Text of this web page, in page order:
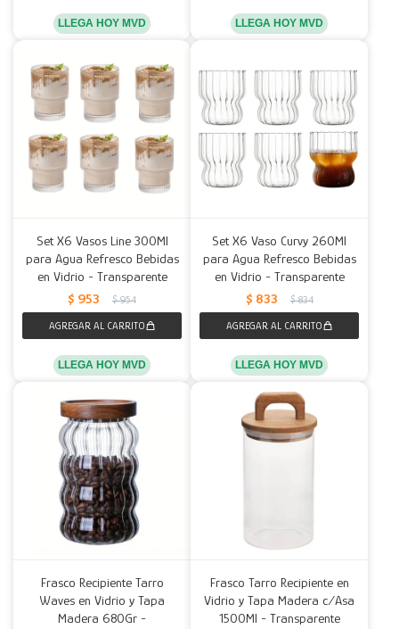
LLEGA HOY MVD LLEGA HOY MVD
Set X6 Vasos Line 300Ml
para Agua Refresco Bebidas
en Vidrio - Transparente
$ 953 $ 954
LLEGA HOY MVD
Set X6 Vaso Curvy 260Ml
para Agua Refresco Bebidas
en Vidrio - Transparente
$ 833 $ 834
LLEGA HOY MVD
Frasco Recipiente Tarro
Waves en Vidrio y Tapa
Madera 680Gr -
Frasco Tarro Recipiente en
Vidrio y Tapa Madera c/Asa
1500Ml - Transparente